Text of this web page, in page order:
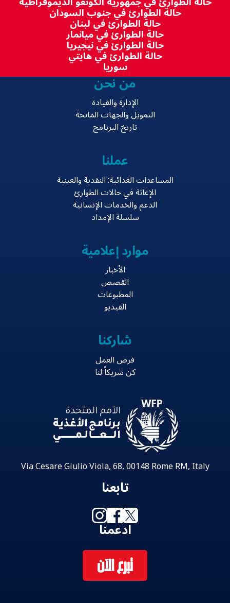
حالة الطوارئ في جنوب السودان
حالة الطوارئ في لبنان
حالة الطوارئ في ميانمار
حالة الطوارئ في نيجيريا
حالة الطوارئ في هايتي
سوريا
من نحن
الإدارة والقيادة
التمويل والجهات المانحة
تاريخ البرنامج
عملنا
المساعدات الغذائية: النقدية والعينية
الإغاثة في حالات الطوارئ
الدعم والخدمات الإنسانية
سلسلة الإمداد
موارد إعلامية
الأخبار
القصص
المطبوعات
الفيديو
شاركنا
فرص العمل
كن شريكاً لنا
Via Cesare Giulio Viola, 68, 00148 Rome RM, Italy
تابعنا
ادعمنا
تبرع الآن